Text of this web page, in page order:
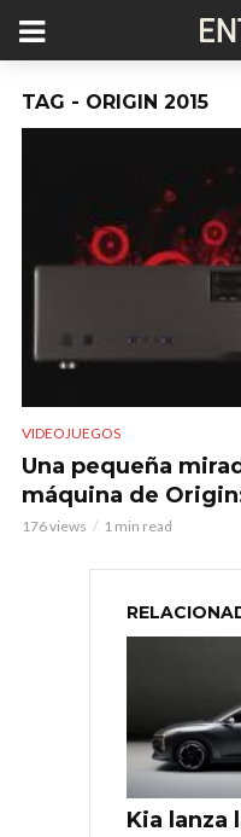
TAG - ORIGIN 2015
VIDEOJUEGOS
Una pequeña
máquina de
176 views 1 min read
Kia lanza